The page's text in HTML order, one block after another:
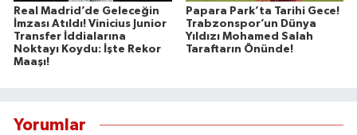
Real Madrid’de Geleceğin
İmzası Atıldı! Vinicius Junior
Transfer İddialarına
Noktayı Koydu: İşte Rekor
Maaşı!
Papara Park’ta Tarihi Gece!
Trabzonspor’un Dünya
Yıldızı Mohamed Salah
Taraftarın Önünde!
Yorumlar